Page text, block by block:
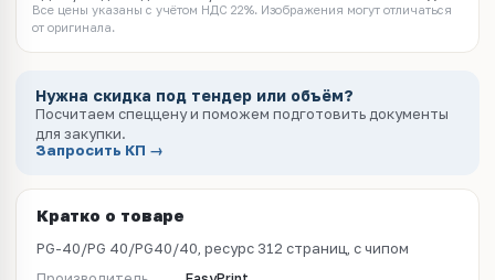
Все цены указаны с учётом НДС 22%. Изображения могут отличаться
от оригинала.
Нужна скидка под тендер или объём?
Посчитаем спеццену и поможем подготовить документы
для закупки.
Запросить КП →
Кратко о товаре
PG-40/PG 40/PG40/40, ресурс 312 страниц, с чипом